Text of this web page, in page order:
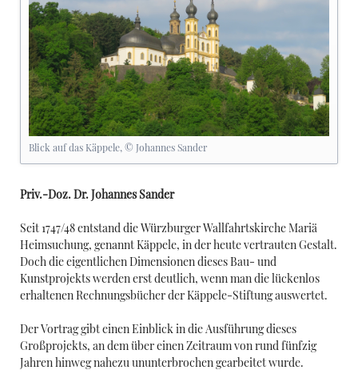
Blick auf das Käppele, © Johannes Sander
Priv.-Doz. Dr. Johannes Sander
Seit 1747/48 entstand die Würzburger Wallfahrtskirche Mariä
Heimsuchung, genannt Käppele, in der heute vertrauten Gestalt.
Doch die eigentlichen Dimensionen dieses Bau- und
Kunstprojekts werden erst deutlich, wenn man die lückenlos
erhaltenen Rechnungsbücher der Käppele-Stiftung auswertet.
Der Vortrag gibt einen Einblick in die Ausführung dieses
Großprojekts, an dem über einen Zeitraum von rund fünfzig
Jahren hinweg nahezu ununterbrochen gearbeitet wurde.